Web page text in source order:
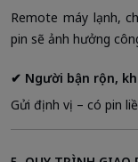
Remote máy lạnh,
pin sẽ ảnh hưởng
✔ Người bận rộn,
Gửi định vị – có pin